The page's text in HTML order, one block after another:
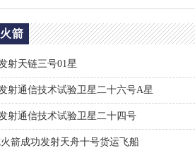
箭
射天链三号01星
射通信技术试验卫星二十六号A星
射通信技术试验卫星二十四号
箭成功发射天舟十号货运飞船